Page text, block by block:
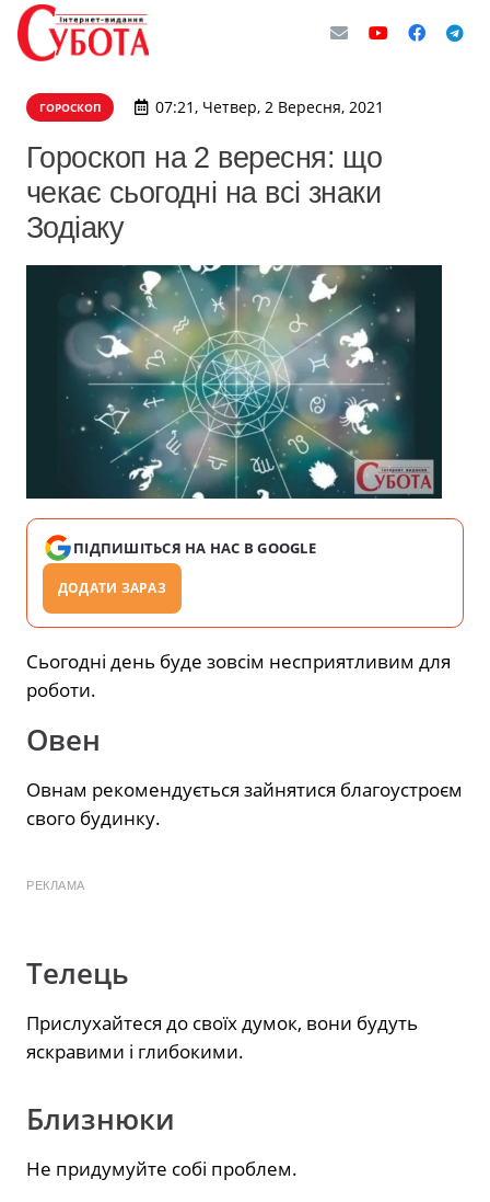
ГОРОСКОП 07:21, Четвер, 2 Вересня, 2021
Гороскоп на 2 вересня: що
чекає сьогодні на всі знаки
Зодіаку
ПІДПИШІТЬСЯ НА НАС В GOOGLE
ДОДАТИ ЗАРАЗ
Сьогодні день буде зовсім несприятливим для
роботи.
Овен
Овнам рекомендується зайнятися благоустроєм
свого будинку.
РЕКЛАМА
Телець
Прислухайтеся до своїх думок, вони будуть
яскравими і глибокими.
Близнюки
Не придумуйте собі проблем.